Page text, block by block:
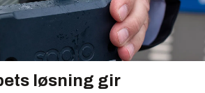
løsning gir